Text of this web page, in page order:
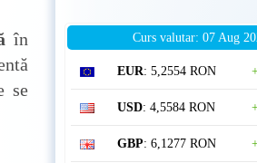
în
se
Curs valutar: 07 Aug
EUR: 5,2554 RON
USD: 4,5584 RON
GBP: 6,1277 RON